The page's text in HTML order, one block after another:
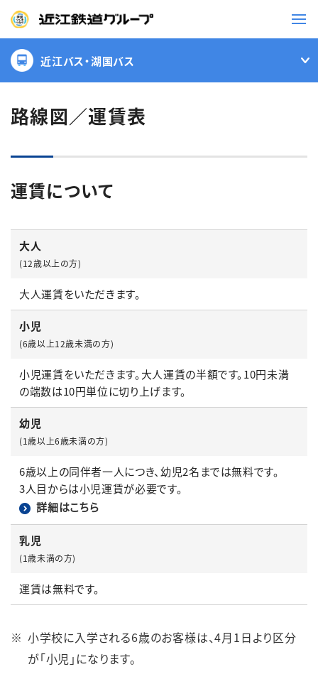
鉄道
バス
事業一覧
観光・イベント情報
ニュースリリース
採用情報
近江バス・湖国バス
路線図／運賃表
運賃について
大人
(12歳以上の方)
大人運賃をいただきます。
小児
(6歳以上12歳未満の方)
小児運賃をいただきます。大人運賃の半額です。10円未満
の端数は10円単位に切り上げます。
幼児
(1歳以上6歳未満の方)
6歳以上の同伴者一人につき、幼児2名までは無料です。
3人目からは小児運賃が必要です。
詳細はこちら
乳児
(1歳未満の方)
運賃は無料です。
小学校に入学される6歳のお客様は、4月1日より区分
が「小児」になります。